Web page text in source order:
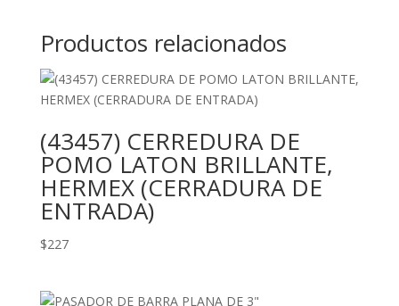
Productos relacionados
(43457) CERREDURA DE
POMO LATON BRILLANTE,
HERMEX (CERRADURA DE
ENTRADA)
$227